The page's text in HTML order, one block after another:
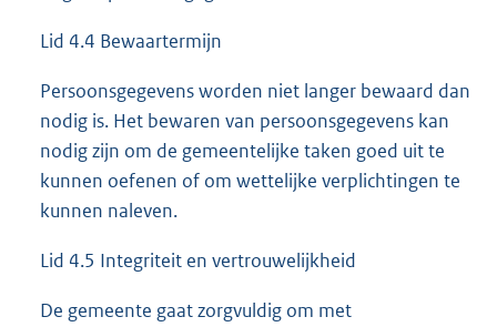
Lid 4.4 Bewaartermijn
Persoonsgegevens worden niet langer bewaard dan
nodig is. Het bewaren van persoonsgegevens kan
nodig zijn om de gemeentelijke taken goed uit te
kunnen oefenen of om wettelijke verplichtingen te
kunnen naleven.
Lid 4.5 Integriteit en vertrouwelijkheid
De gemeente gaat zorgvuldig om met